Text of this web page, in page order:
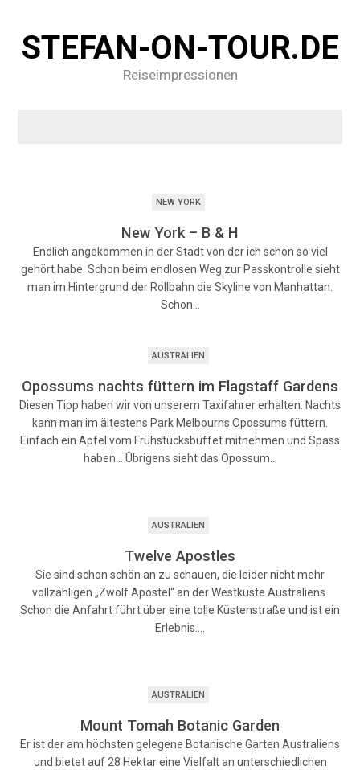
STEFAN-ON-TOUR.DE
Reiseimpressionen
NEW YORK
New York – B & H
Endlich angekommen in der Stadt von der ich schon so viel
gehört habe. Schon beim endlosen Weg zur Passkontrolle sieht
man im Hintergrund der Rollbahn die Skyline von Manhattan.
Schon…
AUSTRALIEN
Opossums nachts füttern im Flagstaff Gardens
Diesen Tipp haben wir von unserem Taxifahrer erhalten. Nachts
kann man im ältestens Park Melbourns Opossums füttern.
Einfach ein Apfel vom Frühstücksbüffet mitnehmen und Spass
haben… Übrigens sieht das Opossum…
AUSTRALIEN
Twelve Apostles
Sie sind schon schön an zu schauen, die leider nicht mehr
vollzähligen „Zwölf Apostel“ an der Westküste Australiens.
Schon die Anfahrt führt über eine tolle Küstenstraße und ist ein
Erlebnis.…
AUSTRALIEN
Mount Tomah Botanic Garden
Er ist der am höchsten gelegene Botanische Garten Australiens
und bietet auf 28 Hektar eine Vielfalt an unterschiedlichen